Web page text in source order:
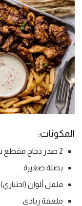
المكونات:
2 صدر دجاج مقطع شرائح رفيعة
بصلة صغيرة
فلفل ألوان (اختياري)
ملعقة زبادي